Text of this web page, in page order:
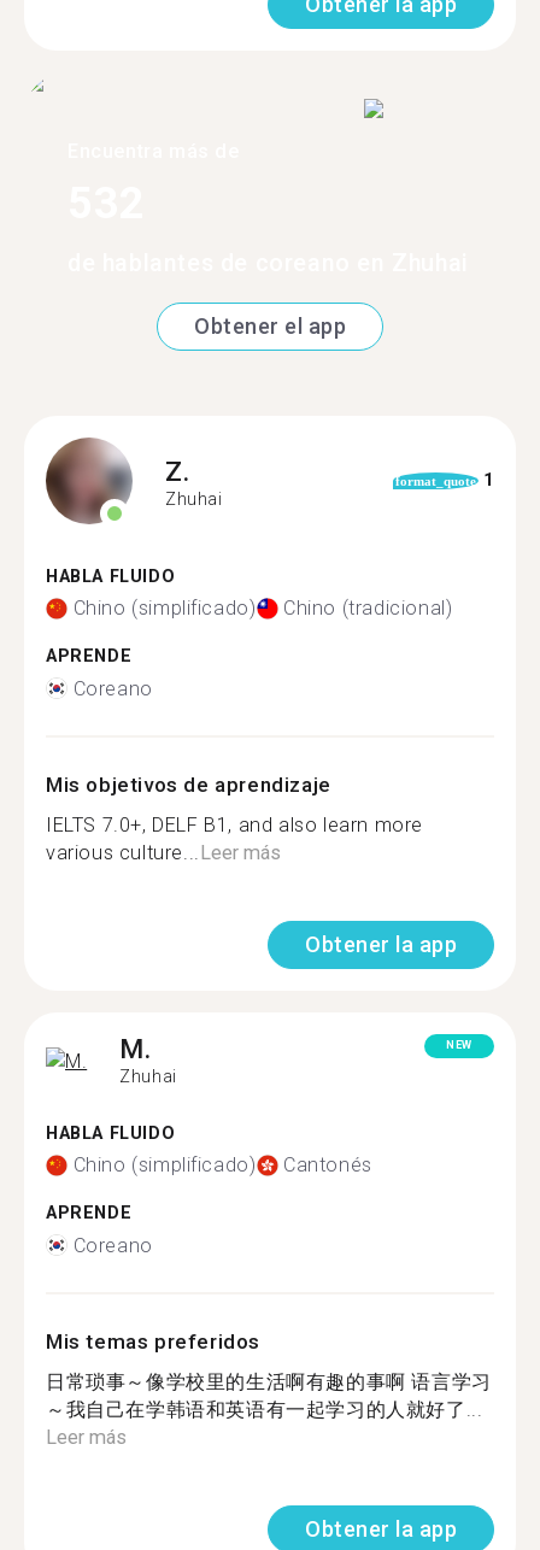
Obtener el app
Z.
Zhuhai
format_quote 1
HABLA FLUIDO
Chino (simplificado) Chino (tradicional)
APRENDE
Coreano
Mis objetivos de aprendizaje
IELTS 7.0+, DELF B1, and also learn more
various culture... Leer más
Obtener la app
M.
Zhuhai
NEW
HABLA FLUIDO
Chino (simplificado) Cantonés
APRENDE
Coreano
Mis temas preferidos
日常琐事～像学校里的生活啊有趣的事啊 语言学习
～我自己在学韩语和英语有一起学习的人就好了...
Leer más
Obtener la app